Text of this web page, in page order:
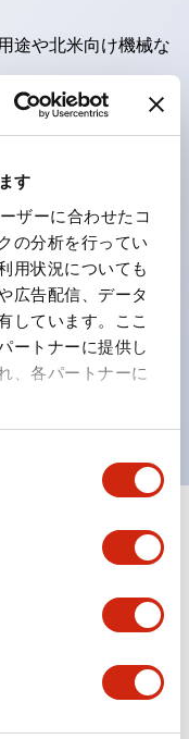
す
ザーに合わせたコ
の分析を行ってい
用状況についても
広告配信、データ
しています。ここ
ートナーに提供し
、各パートナーに
途や北米向け機械な
じアップ端子構造、
ンタクトブロック
なり、ダイレクト
で対応可能になり
球）。これま
1色のLED球で各色
すべて展開+